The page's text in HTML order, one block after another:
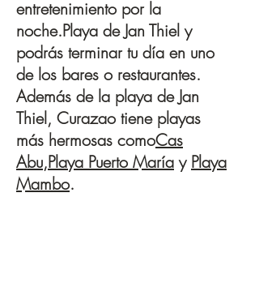
entretenimiento por la
noche.Playa de Jan Thiel y
podrás terminar tu día en uno
de los bares o restaurantes.
Además de la playa de Jan
Thiel, Curazao tiene playas
más hermosas comoCas
Abu,Playa Puerto Maríay Playa
Mambo.